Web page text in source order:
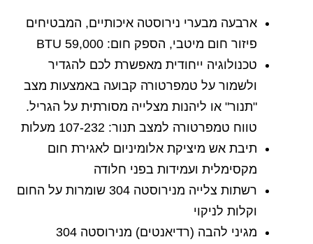
ארבעה מבערי נירוסטה איכותיים, המבטיחים
פיזור חום מיטבי, הספק חום: 59,000 BTU
טכנולוגיה ייחודית מאפשרת לכם להגדיר
ולשמור על טמפרטורה קבועה באמצעות מצב
"תנור" או ליהנות מצלייה מסורתית על הגריל.
טווח טמפרטורה למצב תנור: 107-232 מעלות
תיבת אש מיציקת אלומיניום לאגירת חום
מקסימלית ועמידות בפני חלודה
רשתות צלייה מנירוסטה 304 שומרות על החום
וקלות לניקוי
מגיני להבה (רדיאנטים) מנירוסטה 304